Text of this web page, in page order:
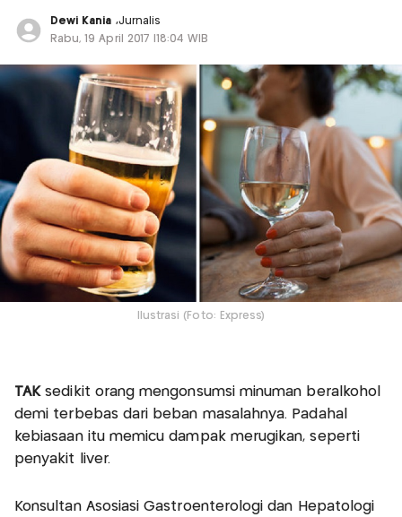
Dewi Kania ,Jurnalis
Rabu, 19 April 2017 |18:04 WIB
Ilustrasi (Foto: Express)
TAKsedikit orang mengonsumsi minuman beralkohol
demi terbebas dari beban masalahnya. Padahal
kebiasaan itu memicu dampak merugikan, seperti
penyakit liver.
Konsultan Asosiasi Gastroenterologi dan Hepatologi